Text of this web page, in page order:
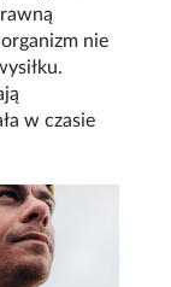
nie
w czasie